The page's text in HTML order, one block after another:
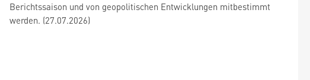
Berichtssaison und von geopolitischen Entwicklungen mitbestimmt
werden. (27.07.2026)